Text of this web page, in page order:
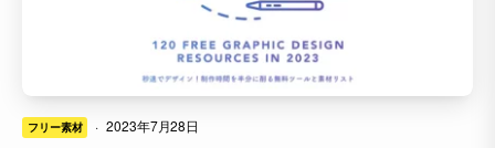
フリー素材 · 2023年7月28日